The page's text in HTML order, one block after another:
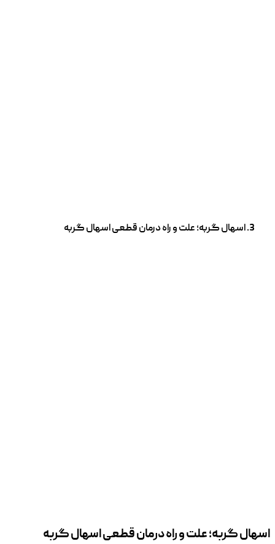
اسهال گربه؛ علت و راه درمان قطعی اسهال گربه
اسهال گربه؛ علت و راه درمان قطعی اسهال گربه